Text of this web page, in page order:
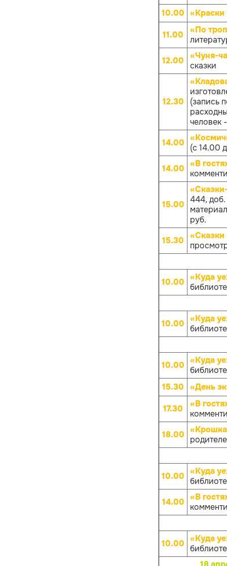
10.00
11.00
«По
12.00
«Чуня-
сказки
12.30
(запись
человек
14.00
(с 14.00
14.00 «В
15.00 444,
руб.
15.30
«Сказки
10.00 «Куда
10.00 «Куда
10.00 «Куда
15.30
«День
17.30
«В
18.00
10.00 «Куда
14.00 «В
10.00 «Куда